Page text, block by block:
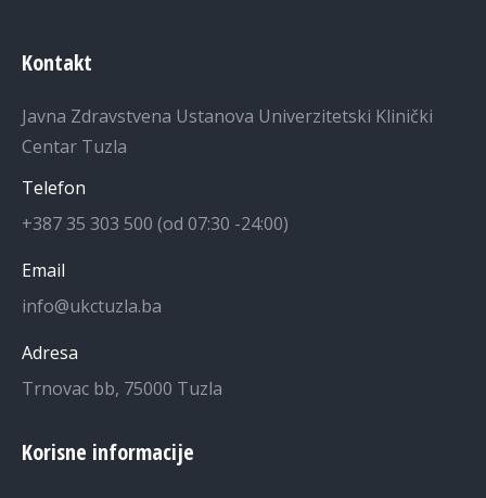
Kontakt
Javna Zdravstvena Ustanova Univerzitetski Klinički
Centar Tuzla
Telefon
+387 35 303 500 (od 07:30 -24:00)
Email
info@ukctuzla.ba
Adresa
Trnovac bb, 75000 Tuzla
Korisne informacije